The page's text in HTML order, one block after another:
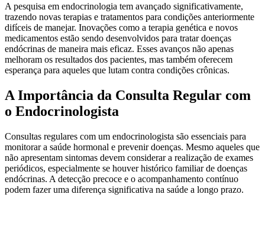
A pesquisa em endocrinologia tem avançado significativamente,
trazendo novas terapias e tratamentos para condições anteriormente
difíceis de manejar. Inovações como a terapia genética e novos
medicamentos estão sendo desenvolvidos para tratar doenças
endócrinas de maneira mais eficaz. Esses avanços não apenas
melhoram os resultados dos pacientes, mas também oferecem
esperança para aqueles que lutam contra condições crônicas.
A Importância da Consulta Regular com
o Endocrinologista
Consultas regulares com um endocrinologista são essenciais para
monitorar a saúde hormonal e prevenir doenças. Mesmo aqueles que
não apresentam sintomas devem considerar a realização de exames
periódicos, especialmente se houver histórico familiar de doenças
endócrinas. A detecção precoce e o acompanhamento contínuo
podem fazer uma diferença significativa na saúde a longo prazo.